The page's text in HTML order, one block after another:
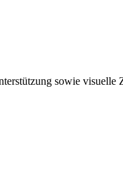
sowie